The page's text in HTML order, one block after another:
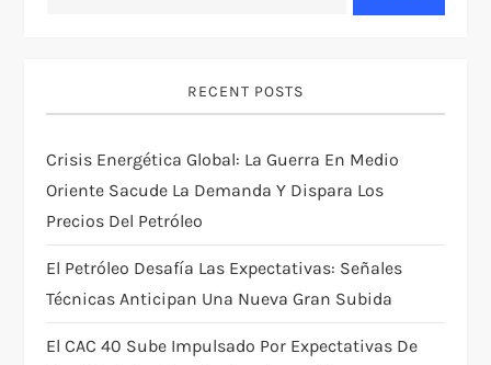
g
a
t
i
RECENT POSTS
Crisis Energética Global: La Guerra En Medio
Oriente Sacude La Demanda Y Dispara Los
Precios Del Petróleo
El Petróleo Desafía Las Expectativas: Señales
Técnicas Anticipan Una Nueva Gran Subida
El CAC 40 Sube Impulsado Por Expectativas De